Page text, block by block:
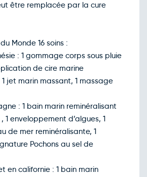
être remplacée par la cure
Monde 16 soins :
: 1 gommage corps sous pluie
de cire marine
jet marin massant, 1 massage
: 1 bain marin reminéralisant
1 enveloppement d’algues, 1
de mer reminéralisante, 1
Pochons au sel de
en californie : 1 bain marin